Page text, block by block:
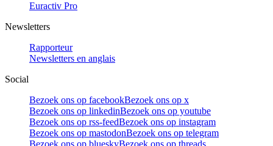
Euractiv Pro
Newsletters
Rapporteur
Newsletters en anglais
Social
Bezoek ons op facebookBezoek ons op x
Bezoek ons op linkedinBezoek ons op youtube
Bezoek ons op rss-feedBezoek ons op instagram
Bezoek ons op mastodonBezoek ons op telegram